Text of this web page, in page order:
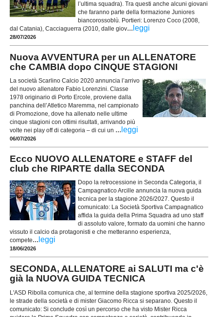
l’ultima squadra). Tra questi anche alcuni giovani
che faranno parte della formazione Juniores
biancorossoblù. Portieri: Lorenzo Coco (2008,
dal Catania), Cacciaguerra (2010, dalle giov... leggi
28/07/2026
Nuova AVVENTURA per un ALLENATORE
che CAMBIA dopo CINQUE STAGIONI
La società Scarlino Calcio 2020 annuncia l’arrivo
del nuovo allenatore Fabio Lorenzini. Classe
1978 originario di Porto Ercole, proviene dalla
panchina dell’Atletico Maremma, nel campionato
di Promozione, dove ha allenato nelle ultime
cinque stagioni con ottimi risultati, arrivando più
volte nei play off di categoria – di cui un ... leggi
06/07/2026
Ecco NUOVO ALLENATORE e STAFF del
club che RIPARTE dalla SECONDA
Dopo la retrocessione in Seconda Categoria, il
Campagnatico Arcille annuncia la nuova guida
tecnica per la stagione 2026/2027. Questo il
comunicato: La Società Sportiva Campagnatico
affida la guida della Prima Squadra ad uno staff
di assoluto valore, formato da uomini che hanno
vissuto il calcio da protagonisti e che metteranno esperienza,
compete... leggi
18/06/2026
SECONDA, ALLENATORE ai SALUTI ma c'è
già la NUOVA GUIDA TECNICA
L'ASD Ribolla comunica che, al termine della stagione sportiva 2025/2026,
le strade della società e di mister Giacomo Ricca si separano. Questo il
comunicato: Si conclude così un percorso che ha visto Mister Ricca